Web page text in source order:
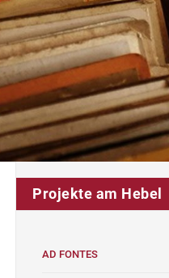
Projekte am Hebel
AD FONTES